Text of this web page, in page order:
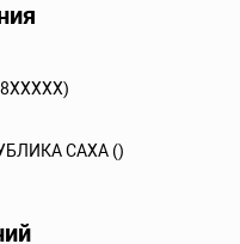
САХА ()